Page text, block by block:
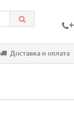
Доставка и оплата